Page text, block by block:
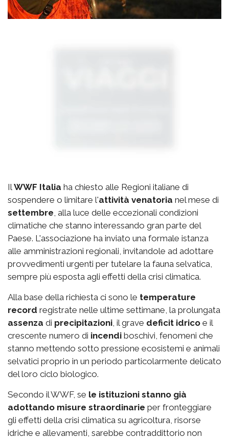
IlWWF Italia ha chiesto alle Regioni italiane di
sospendere o limitare l'attività venatoria nel mese di
settembre, alla luce delle eccezionali condizioni
climatiche che stanno interessando gran parte del
Paese. L'associazione ha inviato una formale istanza
alle amministrazioni regionali, invitandole ad adottare
provvedimenti urgenti per tutelare la fauna selvatica,
sempre più esposta agli effetti della crisi climatica.
Alla base della richiesta ci sono le temperature
record registrate nelle ultime settimane, la prolungata
assenza di precipitazioni, il grave deficit idrico e il
crescente numero di incendi boschivi, fenomeni che
stanno mettendo sotto pressione ecosistemi e animali
selvatici proprio in un periodo particolarmente delicato
del loro ciclo biologico.
Secondo il WWF, se le istituzioni stanno già
adottando misure straordinarie per fronteggiare
gli effetti della crisi climatica su agricoltura, risorse
idriche e allevamenti, sarebbe contraddittorio non